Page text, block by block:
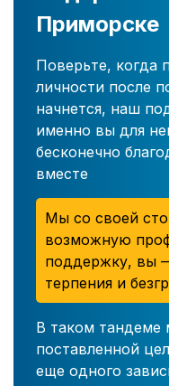
Приморске
Поверьте, когда
личности после
начнется, наш
именно вы для
бесконечно
вместе
Мы со своей
возможную
поддержку, вы
терпения и
В таком тандеме
поставленной
еще одного